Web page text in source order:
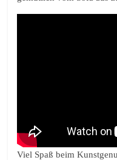
Viel Spaß beim